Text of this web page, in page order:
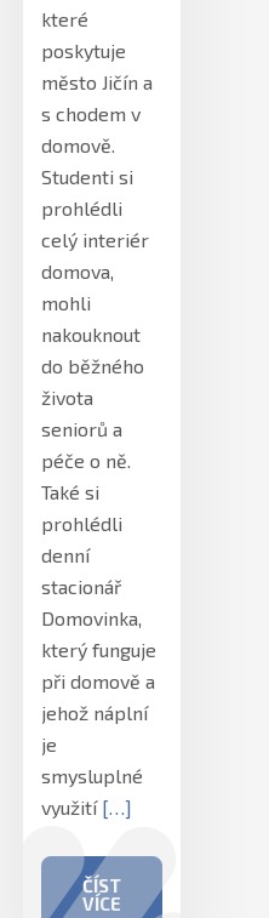
které
poskytuje
město Jičín a
s chodem v
domově.
Studenti si
prohlédli
celý interiér
domova,
mohli
nakouknout
do běžného
života
seniorů a
péče o ně.
Také si
prohlédli
denní
stacionář
Domovinka,
který funguje
při domově a
jehož náplní
je
smysluplné
využití […]
ČÍST
VÍCE